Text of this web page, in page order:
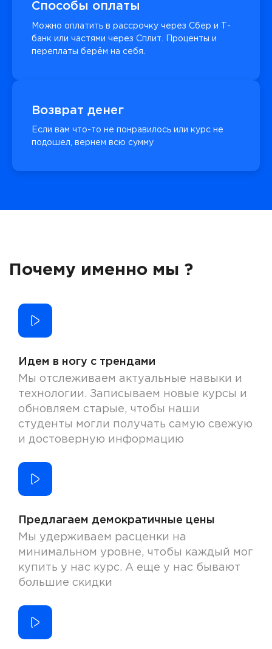
Способы оплаты
Можно оплатить в рассрочку через Сбер и Т-
банк или частями через Сплит. Проценты и
переплаты берём на себя.
Возврат денег
Если вам что-то не понравилось или курс не
подошел, вернем всю сумму
Почему именно мы ?
Идем в ногу с трендами
Мы отслеживаем актуальные навыки и
технологии. Записываем новые курсы и
обновляем старые, чтобы наши
студенты могли получать самую свежую
и достоверную информацию
Предлагаем демократичные цены
Мы удерживаем расценки на
минимальном уровне, чтобы каждый мог
купить у нас курс. А еще у нас бывают
большие скидки